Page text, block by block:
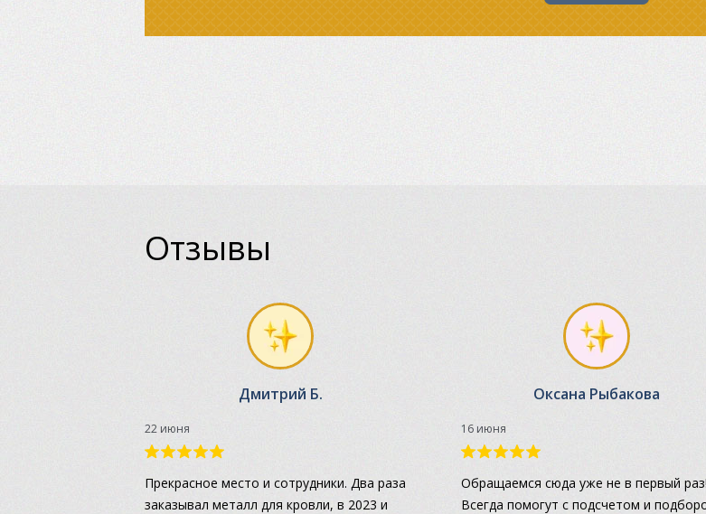
Отзывы
Дмитрий Б.
22 июня
Прекрасное место и сотрудники. Два раза
заказывал металл для кровли, в 2023 и
Оксана Рыбакова
16 июня
Обращаемся сюда уже не в первый раз!
Всегда помогут с подсчетом и